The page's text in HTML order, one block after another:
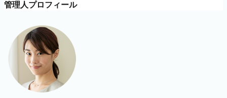
管理人プロフィール